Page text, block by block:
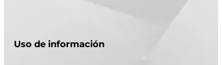
Uso de información